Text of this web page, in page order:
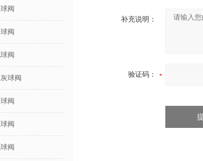
阀
阀
阀
球阀
阀
阀
阀
补充说明：
验证码：